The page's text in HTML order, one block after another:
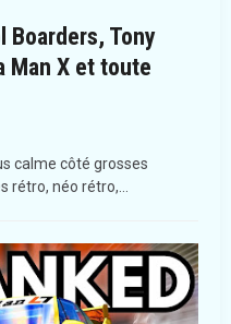
Boarders, Tony
Man X et toute
calme côté grosses
rétro, néo rétro,…